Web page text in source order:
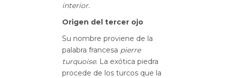
interior.
Origen del tercer ojo
Su nombre proviene de la
palabra francesa pierre
turquoise. La exótica piedra
procede de los turcos que la